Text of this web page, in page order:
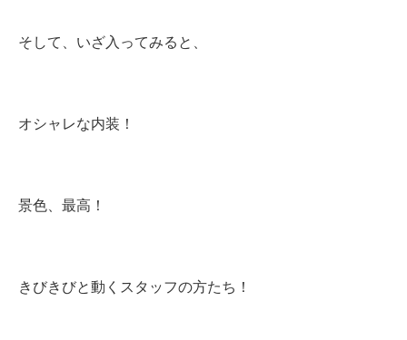
そして、いざ入ってみると、
オシャレな内装！
景色、最高！
きびきびと動くスタッフの方たち！